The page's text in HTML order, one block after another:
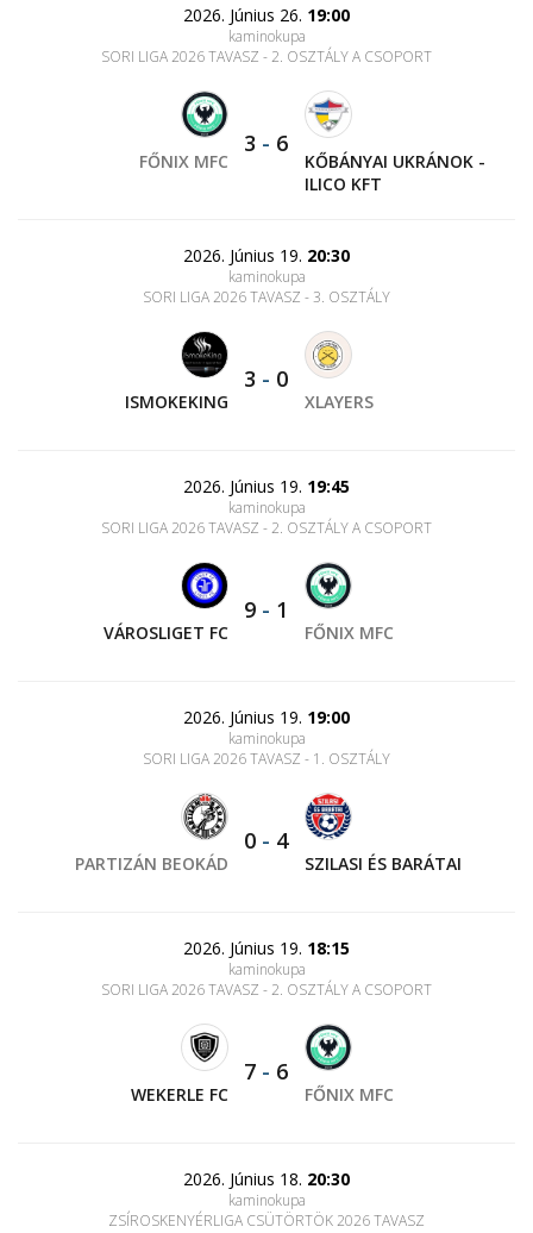
2026. Június 26. 19:00
kaminokupa
SORI LIGA 2026 TAVASZ - 2. OSZTÁLY A CSOPORT
FŐNIX MFC
3 - 6
KŐBÁNYAI UKRÁNOK -
ILICO KFT
2026. Június 19. 20:30
kaminokupa
SORI LIGA 2026 TAVASZ - 3. OSZTÁLY
ISMOKEKING
3 - 0
XLAYERS
2026. Június 19. 19:45
kaminokupa
SORI LIGA 2026 TAVASZ - 2. OSZTÁLY A CSOPORT
VÁROSLIGET FC
9 - 1
FŐNIX MFC
2026. Június 19. 19:00
kaminokupa
SORI LIGA 2026 TAVASZ - 1. OSZTÁLY
PARTIZÁN BEOKÁD
0 - 4
SZILASI ÉS BARÁTAI
2026. Június 19. 18:15
kaminokupa
SORI LIGA 2026 TAVASZ - 2. OSZTÁLY A CSOPORT
WEKERLE FC
7 - 6
FŐNIX MFC
2026. Június 18. 20:30
kaminokupa
ZSÍROSKENYÉRLIGA CSÜTÖRTÖK 2026 TAVASZ